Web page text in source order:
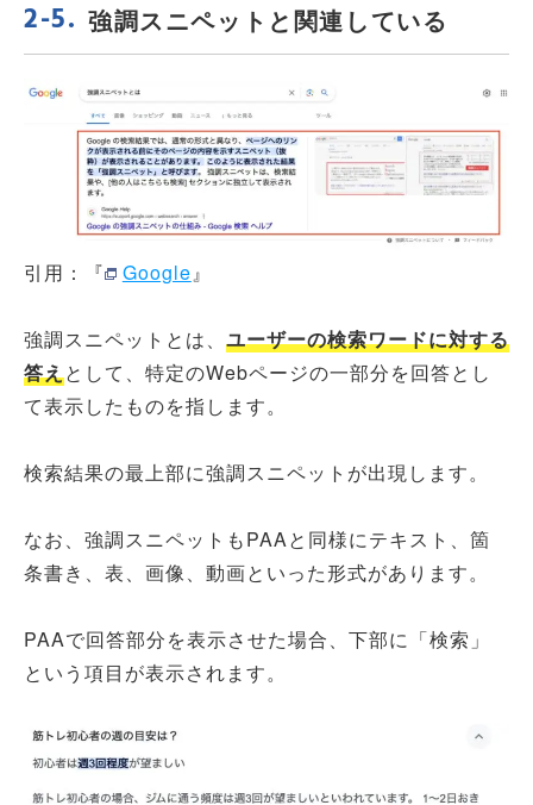
強調スニペットと関連している
引用：『 Google 』
強調スニペットとは、 ユーザーの検索ワードに対する
答えとして、特定のWebページの一部分を回答とし
て表示したものを指します。
検索結果の最上部に強調スニペットが出現します。
なお、強調スニペットもPAAと同様にテキスト、箇
条書き、表、画像、動画といった形式があります。
PAAで回答部分を表示させた場合、下部に「検索」
という項目が表示されます。